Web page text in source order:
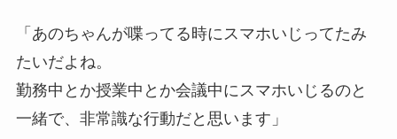
「あのちゃんが喋ってる時にスマホいじってたみ
たいだよね。
勤務中とか授業中とか会議中にスマホいじるのと
一緒で、非常識な行動だと思います」